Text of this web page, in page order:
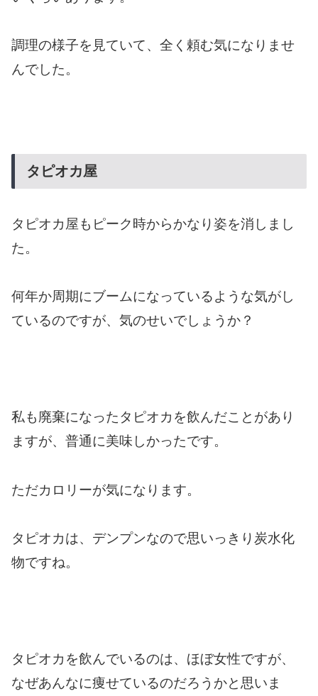
調理の様子を見ていて、全く頼む気になりませ
んでした。
タピオカ屋
タピオカ屋もピーク時からかなり姿を消しまし
た。
何年か周期にブームになっているような気がし
ているのですが、気のせいでしょうか？
私も廃棄になったタピオカを飲んだことがあり
ますが、普通に美味しかったです。
ただカロリーが気になります。
タピオカは、デンプンなので思いっきり炭水化
物ですね。
タピオカを飲んでいるのは、ほぼ女性ですが、
なぜあんなに痩せているのだろうかと思いま